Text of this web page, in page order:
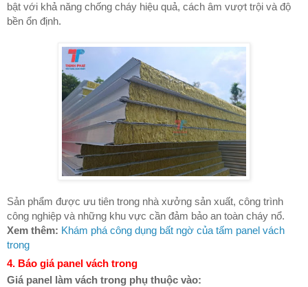
bật với khả năng chống cháy hiệu quả, cách âm vượt trội và độ
bền ổn định.
Sản phẩm được ưu tiên trong nhà xưởng sản xuất, công trình
công nghiệp và những khu vực cần đảm bảo an toàn cháy nổ.
Xem thêm: Khám phá công dụng bất ngờ của tấm panel vách
trong
4. Báo giá panel vách trong
Giá panel làm vách trong phụ thuộc vào: